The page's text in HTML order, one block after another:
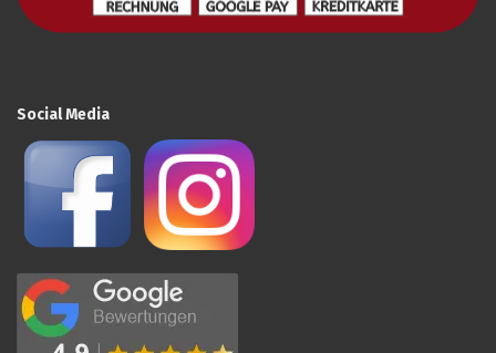
Social Media